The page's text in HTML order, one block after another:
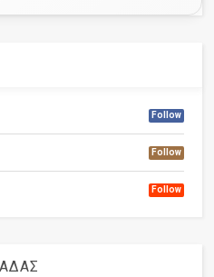
Follow
Follow
Follow